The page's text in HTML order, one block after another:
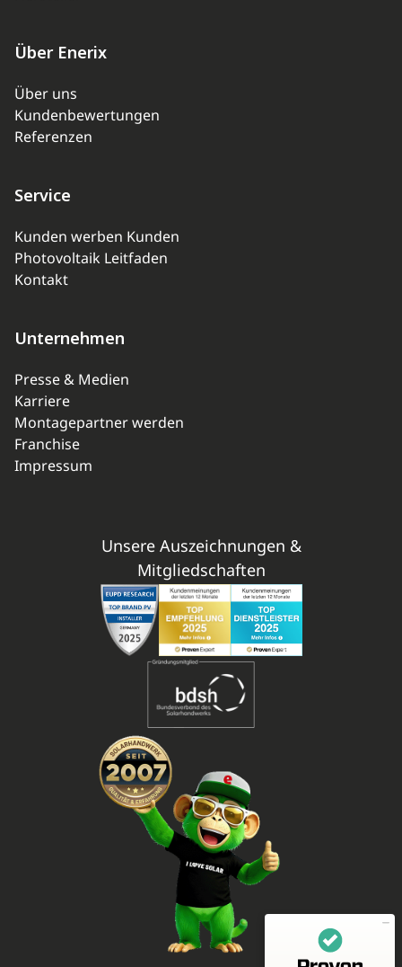
Über Enerix
Über uns
Kundenbewertungen
Referenzen
Service
Kunden werben Kunden
Photovoltaik Leitfaden
Kontakt
Unternehmen
Presse & Medien
Karriere
Montagepartner werden
Franchise
Impressum
Unsere Auszeichnungen &
Mitgliedschaften
Mitarbeiterbewertungen zu
enerix - Arbeiten in der Photovoltaikbranche
(11 Profile)
100%
Empfehlungen auf
ProvenEmployer.com
SEHR GUT
4,55 / 5,00